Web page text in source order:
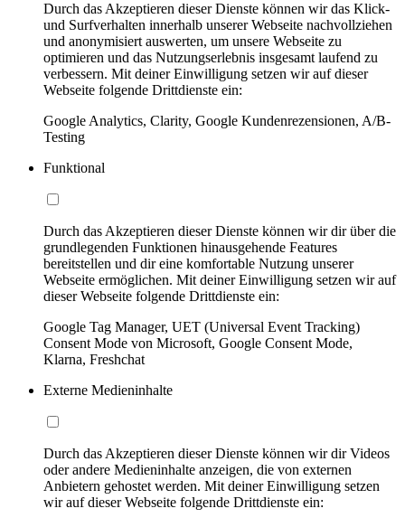
Durch das Akzeptieren dieser Dienste können wir das Klick-
und Surfverhalten innerhalb unserer Webseite nachvollziehen
und anonymisiert auswerten, um unsere Webseite zu
optimieren und das Nutzungserlebnis insgesamt laufend zu
verbessern. Mit deiner Einwilligung setzen wir auf dieser
Webseite folgende Drittdienste ein:
Google Analytics, Clarity, Google Kundenrezensionen, A/B-
Testing
Funktional
Durch das Akzeptieren dieser Dienste können wir dir über die
grundlegenden Funktionen hinausgehende Features
bereitstellen und dir eine komfortable Nutzung unserer
Webseite ermöglichen. Mit deiner Einwilligung setzen wir auf
dieser Webseite folgende Drittdienste ein:
Google Tag Manager, UET (Universal Event Tracking)
Consent Mode von Microsoft, Google Consent Mode,
Klarna, Freshchat
Externe Medieninhalte
Durch das Akzeptieren dieser Dienste können wir dir Videos
oder andere Medieninhalte anzeigen, die von externen
Anbietern gehostet werden. Mit deiner Einwilligung setzen
wir auf dieser Webseite folgende Drittdienste ein: